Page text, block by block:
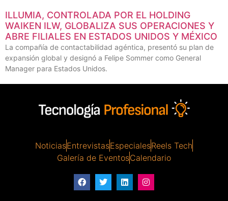
ILLUMIA, CONTROLADA POR EL HOLDING
WAIKEN ILW, GLOBALIZA SUS OPERACIONES Y
ABRE FILIALES EN ESTADOS UNIDOS Y MÉXICO
La compañía de contactabilidad agéntica, presentó su plan de
expansión global y designó a Felipe Sommer como General
Manager para Estados Unidos.
NoticiasEntrevistasEspecialesReels Tech
Galería de EventosCalendario